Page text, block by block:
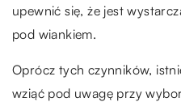
upewnić się, że jest
pod wiankiem.
Oprócz tych czynników,
wziąć pod uwagę przy